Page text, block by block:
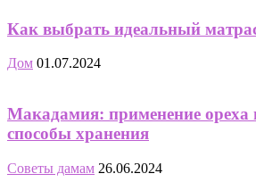
Как выбрать идеальный
Дом 01.07.2024
Макадамия: применение ореха
способы хранения
Советы дамам 26.06.2024